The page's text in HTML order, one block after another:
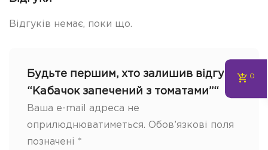
Відгуків немає, поки що.
Будьте першим, хто залишив відгук
“Кабачок запечений з томатами”“
Ваша e-mail адреса не
оприлюднюватиметься. Обов’язкові поля
позначені *
0